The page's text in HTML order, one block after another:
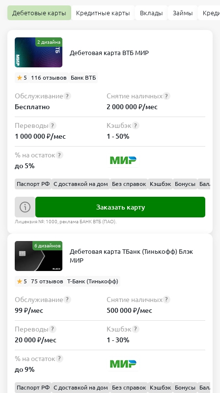
Дебетовые карты Кредитные карты Вклады Займы
2 дизайна
Дебетовая карта ВТБ МИР
5 116 отзывов Банк ВТБ
Обслуживание ?
Бесплатно
Снятие наличных ?
2 000 000 ₽/мес
Переводы ?
1 000 000 ₽/мес
Кэшбэк ?
1 - 50%
% на остаток ?
до 5%
Паспорт РФ С доставкой на дом Без справок Кэшбэк Бонусы Баллы
Заказать карту
Лицензия №: 1000, реклама БАНК ВТБ (ПАО).
6 дизайнов
Дебетовая карта ТБанк (Тинькофф) Блэк
МИР
5 75 отзывов Т-Банк (Тинькофф)
Обслуживание ?
99 ₽/мес
Снятие наличных ?
500 000 ₽/мес
Переводы ?
20 000 ₽/мес
Кэшбэк ?
1 - 30%
% на остаток ?
до 9%
Паспорт РФ С доставкой на дом Без справок Кэшбэк Бонусы Баллы